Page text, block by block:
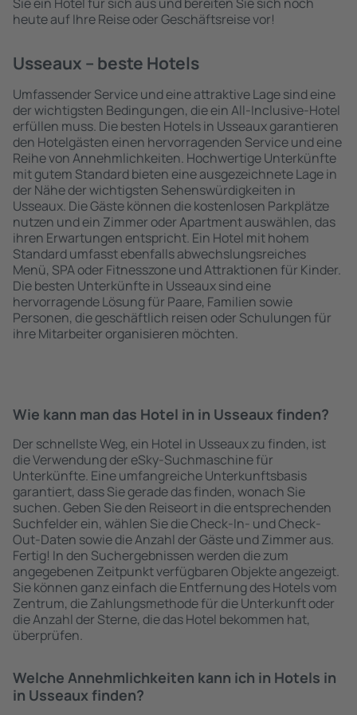
heute auf Ihre Reise oder Geschäftsreise vor!
Usseaux – beste Hotels
Umfassender Service und eine attraktive Lage sind eine
der wichtigsten Bedingungen, die ein All-Inclusive-Hotel
erfüllen muss. Die besten Hotels in Usseaux garantieren
den Hotelgästen einen hervorragenden Service und eine
Reihe von Annehmlichkeiten. Hochwertige Unterkünfte
mit gutem Standard bieten eine ausgezeichnete Lage in
der Nähe der wichtigsten Sehenswürdigkeiten in
Usseaux. Die Gäste können die kostenlosen Parkplätze
nutzen und ein Zimmer oder Apartment auswählen, das
ihren Erwartungen entspricht. Ein Hotel mit hohem
Standard umfasst ebenfalls abwechslungsreiches
Menü, SPA oder Fitnesszone und Attraktionen für Kinder.
Die besten Unterkünfte in Usseaux sind eine
hervorragende Lösung für Paare, Familien sowie
Personen, die geschäftlich reisen oder Schulungen für
ihre Mitarbeiter organisieren möchten.
Wie kann man das Hotel in in Usseaux finden?
Der schnellste Weg, ein Hotel in Usseaux zu finden, ist
die Verwendung der eSky-Suchmaschine für
Unterkünfte. Eine umfangreiche Unterkunftsbasis
garantiert, dass Sie gerade das finden, wonach Sie
suchen. Geben Sie den Reiseort in die entsprechenden
Suchfelder ein, wählen Sie die Check-In- und Check-
Out-Daten sowie die Anzahl der Gäste und Zimmer aus.
Fertig! In den Suchergebnissen werden die zum
angegebenen Zeitpunkt verfügbaren Objekte angezeigt.
Sie können ganz einfach die Entfernung des Hotels vom
Zentrum, die Zahlungsmethode für die Unterkunft oder
die Anzahl der Sterne, die das Hotel bekommen hat,
überprüfen.
Welche Annehmlichkeiten kann ich in Hotels in
in Usseaux finden?